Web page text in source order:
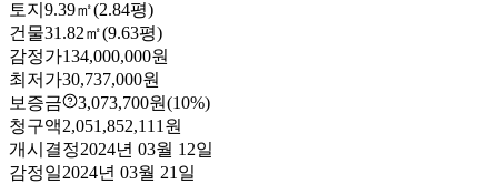
토지 9.39㎡(2.84평)
건물31.82㎡(9.63평)
감정가134,000,000원
최저가30,737,000원
보증금
3,073,700원(10%)
청구액2,051,852,111원
개시결정2024년 03월 12일
감정일2024년 03월 21일